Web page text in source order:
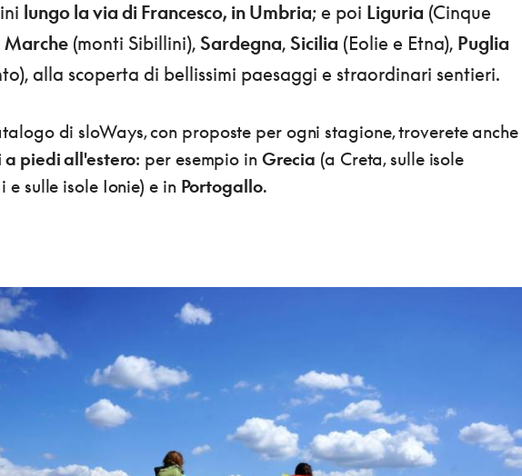
lungo la via di Francesco, in Umbria; e poi Liguria (Cinque
Marche(monti Sibillini), Sardegna, Sicilia (Eolie e Etna), Puglia
alla scoperta di bellissimi paesaggi e straordinari sentieri.
di sloWays, con proposte per ogni stagione, troverete anche
piedi all'estero: per esempio in Grecia (a Creta, sulle isole
e sulle isole Ionie) e in Portogallo.